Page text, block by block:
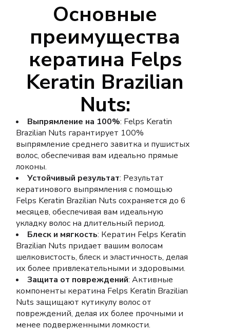
Основные
преимущества
кератина Felps
Keratin Brazilian
Nuts:
Выпрямление на 100%: Felps Keratin
Brazilian Nuts гарантирует 100%
выпрямление среднего завитка и пушистых
волос, обеспечивая вам идеально прямые
локоны.
Устойчивый результат: Результат
кератинового выпрямления с помощью
Felps Keratin Brazilian Nuts сохраняется до 6
месяцев, обеспечивая вам идеальную
укладку волос на длительный период.
Блеск и мягкость: Кератин Felps Keratin
Brazilian Nuts придает вашим волосам
шелковистость, блеск и эластичность, делая
их более привлекательными и здоровыми.
Защита от повреждений: Активные
компоненты кератина Felps Keratin Brazilian
Nuts защищают кутикулу волос от
повреждений, делая их более прочными и
менее подверженными ломкости.